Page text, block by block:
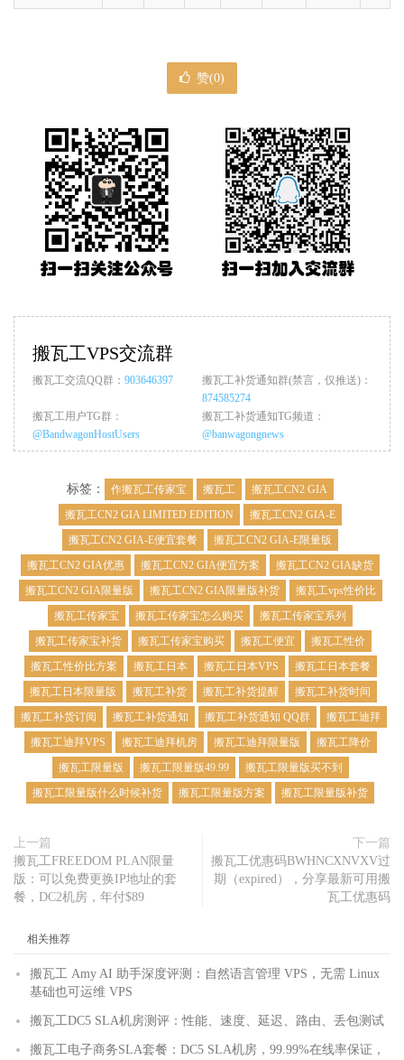
赞(0)
搬瓦工VPS交流群
搬瓦工交流QQ群： 903646397
搬瓦工补货通知群(禁言，仅推送)：
874585274
搬瓦工用户TG群：
@BandwagonHostUsers
搬瓦工补货通知TG频道：
@banwagongnews
标签： 作搬瓦工传家宝 搬瓦工
搬瓦工CN2 GIA
搬瓦工CN2 GIA LIMITED EDITION
搬瓦工CN2 GIA-E
搬瓦工CN2 GIA-E便宜套餐
搬瓦工CN2 GIA-E限量版
搬瓦工CN2 GIA优惠
搬瓦工CN2 GIA便宜方案
搬瓦工CN2 GIA缺货
搬瓦工CN2 GIA限量版
搬瓦工CN2 GIA限量版补货
搬瓦工vps性价比
搬瓦工传家宝
搬瓦工传家宝怎么购买
搬瓦工传家宝系列
搬瓦工传家宝补货
搬瓦工传家宝购买 搬瓦工便宜
搬瓦工性价
搬瓦工性价比方案
搬瓦工日本 搬瓦工日本VPS
搬瓦工日本套餐
搬瓦工日本限量版
搬瓦工补货 搬瓦工补货提醒
搬瓦工补货时间
搬瓦工补货订阅
搬瓦工补货通知 搬瓦工补货通知 QQ群
搬瓦工迪拜
搬瓦工迪拜VPS
搬瓦工迪拜机房 搬瓦工迪拜限量版
搬瓦工降价
搬瓦工限量版
搬瓦工限量版49.99
搬瓦工限量版买不到
搬瓦工限量版什么时候补货
搬瓦工限量版方案 搬瓦工限量版补货
上一篇
搬瓦工FREEDOM PLAN限量
版：可以免费更换IP地址的套
餐，DC2机房，年付$89
下一篇
搬瓦工优惠码BWHNCXNVXV过
期（expired），分享最新可用搬
瓦工优惠码
相关推荐
搬瓦工 Amy AI 助手深度评测：自然语言管理 VPS，无需 Linux
基础也可运维 VPS
搬瓦工DC5 SLA机房测评：性能、速度、延迟、路由、丢包测试
搬瓦工电子商务SLA套餐：DC5 SLA机房，99.99%在线率保证，